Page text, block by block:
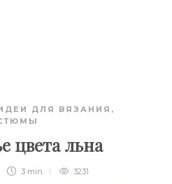
ДЛЯ ВЯЗАНИЯ ,
цвета льна
3 min 3231